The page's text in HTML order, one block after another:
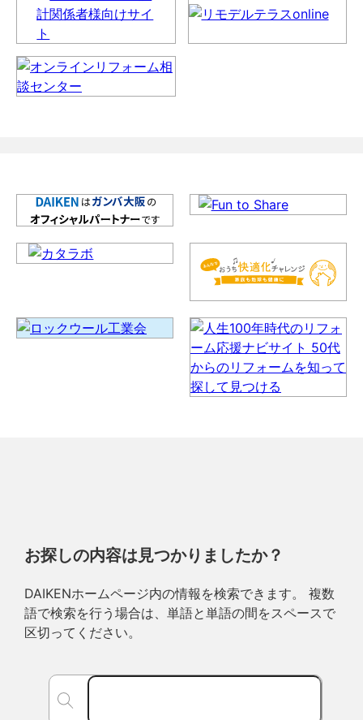
お探しの内容は見つかりましたか？
DAIKENホームページ内の情報を検索できます。 複数
語で検索を行う場合は、単語と単語の間をスペースで
区切ってください。